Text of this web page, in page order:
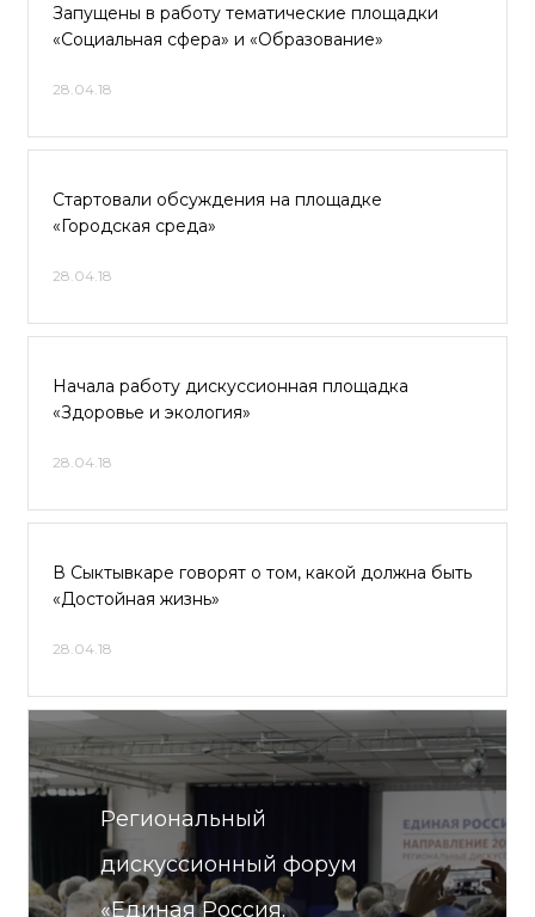
Запущены в работу тематические площадки
«Социальная сфера» и «Образование»
28.04.18
Стартовали обсуждения на площадке
«Городская среда»
28.04.18
Начала работу дискуссионная площадка
«Здоровье и экология»
28.04.18
В Сыктывкаре говорят о том, какой должна быть
«Достойная жизнь»
28.04.18
Региональный
дискуссионный форум
«Единая Россия.